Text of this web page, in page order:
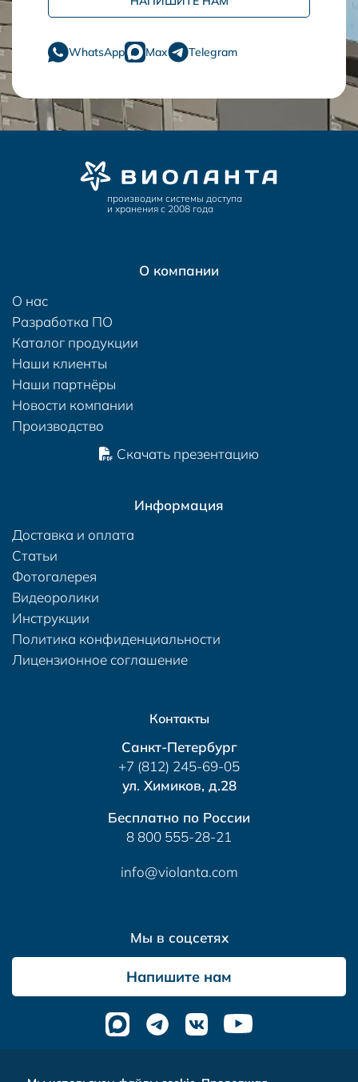
WhatsApp Max Telegram
производим системы доступа
и хранения с 2008 года
О компании
О нас
Разработка ПО
Каталог продукции
Наши клиенты
Наши партнёры
Новости компании
Производство
Скачать презентацию
Информация
Доставка и оплата
Статьи
Фотогалерея
Видеоролики
Инструкции
Политика конфиденциальности
Лицензионное соглашение
Контакты
Санкт-Петербург
+7 (812) 245-69-05
ул. Химиков, д.28
Бесплатно по России
8 800 555-28-21
info@violanta.com
Мы в соцсетях
Напишите нам